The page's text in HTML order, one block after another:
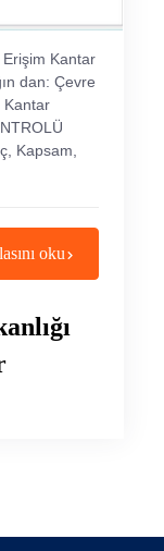
Erişim Kantar
dan: Çevre
Kantar
Kapsam,
oku